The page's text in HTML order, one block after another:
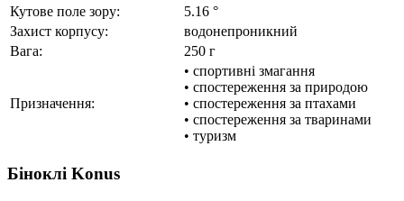
Кутове поле зору:
5.16 °
Захист корпусу:
водонепроникний
Вага:
250 г
Призначення:
• спортивні змагання
• спостереження за природою
• спостереження за птахами
• спостереження за тваринами
• туризм
Біноклі Konus